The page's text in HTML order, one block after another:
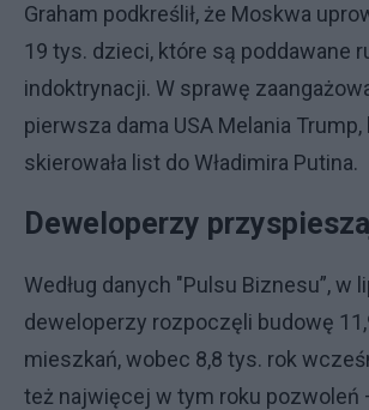
Graham podkreślił, że Moskwa
19 tys. dzieci, które są poddawane
indoktrynacji. W sprawę
pierwsza dama USA Melania Trump,
skierowała list do Władimira Putina.
Deweloperzy
Według danych "Pulsu Biznesu”, w
deweloperzy rozpoczęli budowę
mieszkań, wobec 8,8 tys. rok
też najwięcej w tym roku pozwoleń